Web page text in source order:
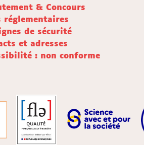
& Concours
réglementaires
de sécurité
et adresses
: non conforme